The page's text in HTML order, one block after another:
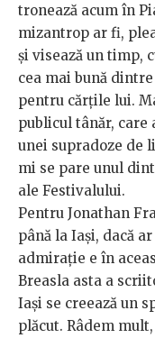
tronează acum în
mizantrop ar fi,
și visează un timp,
cea mai bună
pentru cărțile lui.
publicul tânăr, care
unei supradoze de
mi se pare unul
ale Festivalului.
Pentru Jonathan
până la Iași, dacă
admirație e în
Breasla asta a
Iași se creează un
plăcut. Râdem